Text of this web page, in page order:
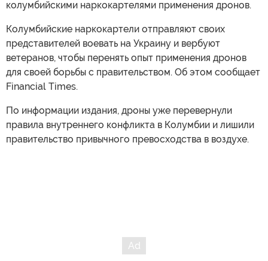
колумбийскими наркокартелями применения дронов.
Колумбийские наркокартели отправляют своих
представителей воевать на Украину и вербуют
ветеранов, чтобы перенять опыт применения дронов
для своей борьбы с правительством. Об этом сообщает
Financial Times.
По информации издания, дроны уже перевернули
правила внутреннего конфликта в Колумбии и лишили
правительство привычного превосходства в воздухе.